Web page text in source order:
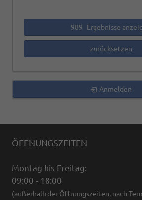
989 Ergebnisse
zurücksetzen
Anmelden
ÖFFNUNGSZEITEN
Montag bis Freitag:
09:00 - 18:00
(außerhalb der Öffnungszeiten, nach